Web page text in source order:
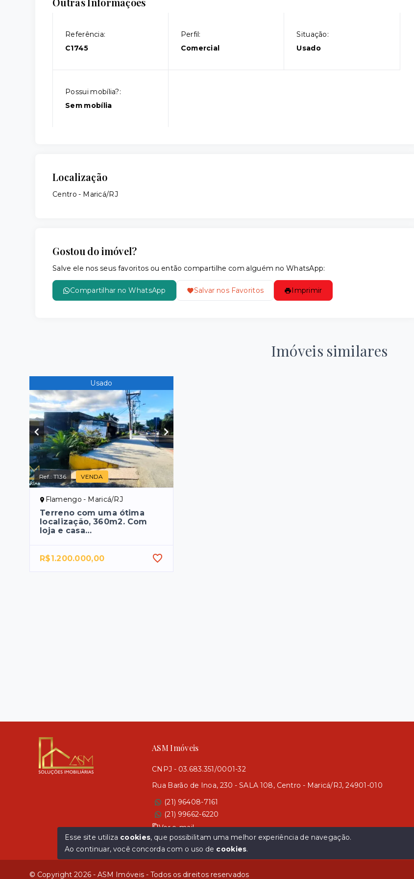
Referência:
C1745
Perfil:
Comercial
Situação:
Usado
Possui mobília?:
Sem mobília
Localização
Centro - Maricá/RJ
Gostou do imóvel?
Salve ele nos seus favoritos ou então compartilhe com alguém no WhatsApp:
Compartilhar no WhatsApp Salvar nos Favoritos Imprimir
Imóveis similares
Usado
Ref.:T136 VENDA
Flamengo - Maricá/RJ
Terreno com uma ótima
localização, 360m2. Com
loja e casa…
R$1.200.000,00
ASM Imóveis
CNPJ - 03.683.351/0001-32
Rua Barão de Inoa, 230 - SALA 108, Centro - Maricá/RJ, 24901-010
(21) 96408-7161
(21) 99662-6220
Ver e-mail
© Copyright 2026 - ASM Imóveis - Todos os direitos reservados
Esse site utiliza cookies, que possibilitam uma melhor experiência de navegação.
Ao continuar, você concorda com o uso de cookies.